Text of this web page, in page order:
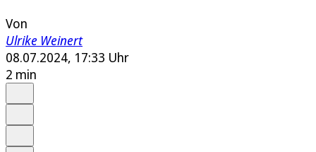
Von
Ulrike Weinert
08.07.2024, 17:33 Uhr
2 min